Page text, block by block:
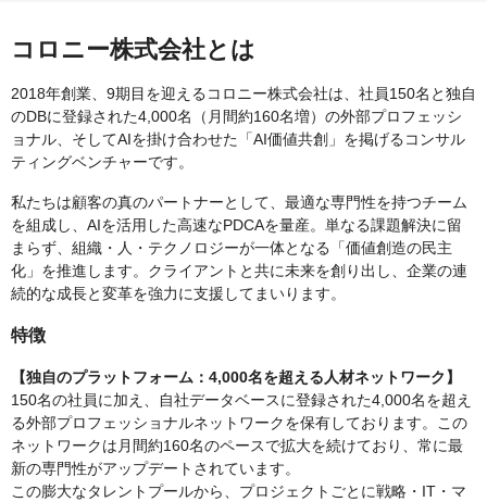
コロニー株式会社とは
2018年創業、9期目を迎えるコロニー株式会社は、社員150名と独自
のDBに登録された4,000名（月間約160名増）の外部プロフェッシ
ョナル、そしてAIを掛け合わせた「AI価値共創」を掲げるコンサル
ティングベンチャーです。
私たちは顧客の真のパートナーとして、最適な専門性を持つチーム
を組成し、AIを活用した高速なPDCAを量産。単なる課題解決に留
まらず、組織・人・テクノロジーが一体となる「価値創造の民主
化」を推進します。クライアントと共に未来を創り出し、企業の連
続的な成長と変革を強力に支援してまいります。
特徴
【独自のプラットフォーム：4,000名を超える人材ネットワーク】
150名の社員に加え、自社データベースに登録された4,000名を超え
る外部プロフェッショナルネットワークを保有しております。この
ネットワークは月間約160名のペースで拡大を続けており、常に最
新の専門性がアップデートされています。
この膨大なタレントプールから、プロジェクトごとに戦略・IT・マ